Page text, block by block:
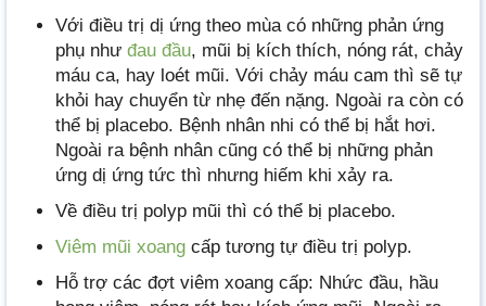
Với điều trị dị ứng theo mùa có những phản ứng
phụ như đau đầu, mũi bị kích thích, nóng rát, chảy
máu ca, hay loét mũi. Với chảy máu cam thì sẽ tự
khỏi hay chuyển từ nhẹ đến nặng. Ngoài ra còn có
thể bị placebo. Bệnh nhân nhi có thể bị hắt hơi.
Ngoài ra bệnh nhân cũng có thể bị những phản
ứng dị ứng tức thì nhưng hiếm khi xảy ra.
Về điều trị polyp mũi thì có thể bị placebo.
Viêm mũi xoang cấp tương tự điều trị polyp.
Hỗ trợ các đợt viêm xoang cấp: Nhức đầu, hầu